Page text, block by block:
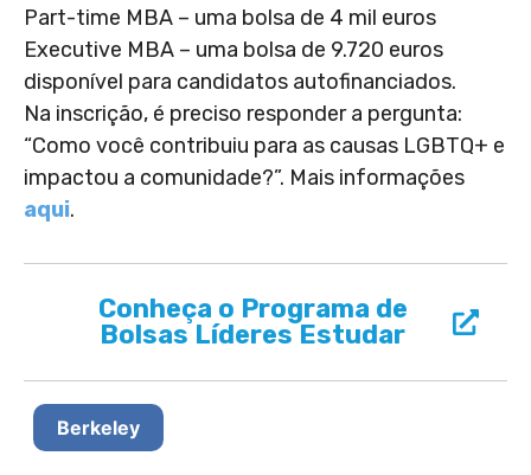
Part-time MBA – uma bolsa de 4 mil euros
Executive MBA – uma bolsa de 9.720 euros
disponível para candidatos autofinanciados.
Na inscrição, é preciso responder a pergunta:
“Como você contribuiu para as causas LGBTQ+ e
impactou a comunidade?”. Mais informações
aqui.
Conheça o Programa de
Bolsas Líderes Estudar
Berkeley